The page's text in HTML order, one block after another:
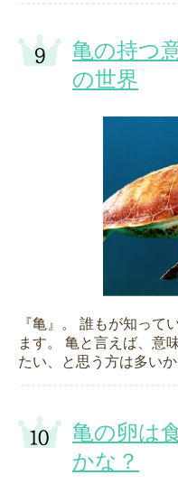
亀の持つ
の世界
『亀』。 誰もが知って
ます。 亀と言えば、意
たい、と思う方は多い
亀の卵は
かな？